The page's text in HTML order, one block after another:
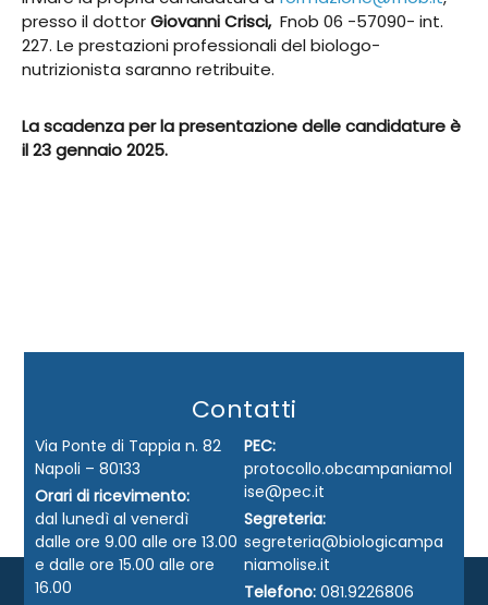
presso il dottorGiovanni Crisci, Fnob 06 -57090- int.
227. Le prestazioni professionali del biologo-
nutrizionista saranno retribuite.
La scadenza per la presentazione delle candidature è
il 23 gennaio 2025.
Contatti
Via Ponte di Tappia n. 82
Napoli – 80133
Orari di ricevimento:
dal lunedì al venerdì
dalle ore 9.00 alle ore 13.00
e dalle ore 15.00 alle ore
16.00
PEC:
protocollo.obcampaniamol
ise@pec.it
Segreteria:
segreteria@biologicampa
niamolise.it
Telefono: 081.9226806